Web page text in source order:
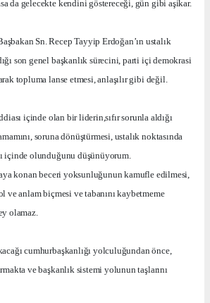
da gelecekte kendini göstereceği, gün gibi aşikar.
Sn. Recep Tayyip Erdoğan’ın ustalık
son genel başkanlık sürecini, parti içi demokrasi
topluma lanse etmesi, anlaşılır gibi değil.
içinde olan bir liderin,sıfır sorunla aldığı
soruna dönüştürmesi, ustalık noktasında
içinde olunduğunu düşünüyorum.
konan beceri yoksunluğunun kamufle edilmesi,
ve anlam biçmesi ve tabanını kaybetmeme
olamaz.
cumhurbaşkanlığı yolculuğundan önce,
ve başkanlık sistemi yolunun taşlarını